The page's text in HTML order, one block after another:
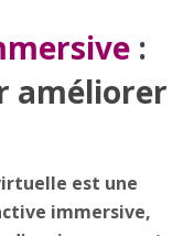
:
améliorer
est une
immersive,